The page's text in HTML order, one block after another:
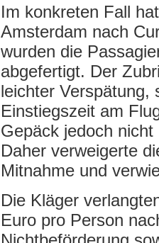
Im konkreten Fall
Amsterdam nach
wurden die
abgefertigt. Der
leichter Verspätung,
Einstiegszeit am
Gepäck jedoch
Daher verweigerte
Mitnahme und
Die Kläger
Euro pro Person